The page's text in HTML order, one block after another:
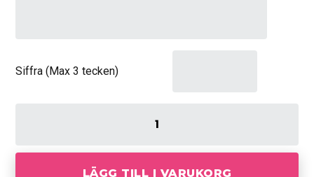
Siffra (Max 3 tecken)
LÄGG TILL I VARUKORG